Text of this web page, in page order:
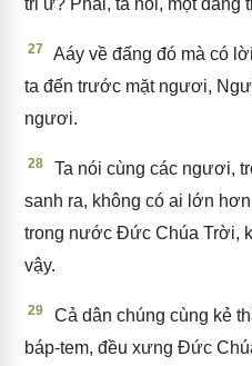
27
Aáy về đấng đó mà có
ta đến trước mặt ngươi,
ngươi.
28
Ta nói cùng các ngươi,
sanh ra, không có ai lớn
trong nước Đức Chúa Trời,
vậy.
29
Cả dân chúng cùng kẻ
báp-tem, đều xưng Đức